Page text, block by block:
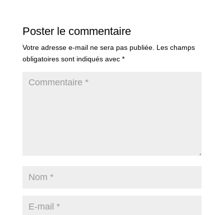
Poster le commentaire
Votre adresse e-mail ne sera pas publiée. Les champs
obligatoires sont indiqués avec *